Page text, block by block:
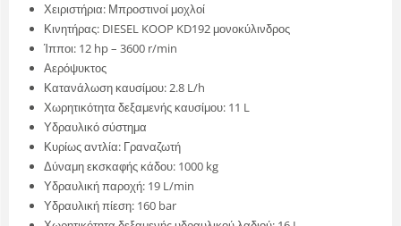
Χειριστήρια: Μπροστινοί μοχλοί
Κινητήρας: DIESEL KOOP KD192 μονοκύλινδρος
Ίπποι: 12 hp – 3600 r/min
Αερόψυκτος
Κατανάλωση καυσίμου: 2.8 L/h
Χωρητικότητα δεξαμενής καυσίμου: 11 L
Υδραυλικό σύστημα
Κυρίως αντλία: Γραναζωτή
Δύναμη εκσκαφής κάδου: 1000 kg
Υδραυλική παροχή: 19 L/min
Υδραυλική πίεση: 160 bar